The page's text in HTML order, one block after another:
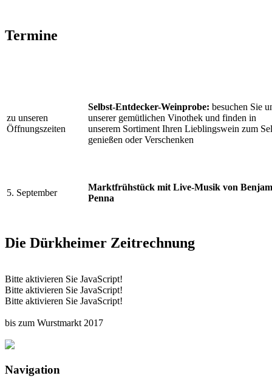
Termine
zu unseren
Öffnungszeiten
Selbst-Entdecker-Weinprobe: besuchen Sie
unserer gemütlichen Vinothek und finden in
unserem Sortiment Ihren Lieblingswein zum
genießen oder Verschenken
5. September
Marktfrühstück mit Live-Musik von
Penna
Die Dürkheimer Zeitrechnung
Bitte aktivieren Sie JavaScript!
Bitte aktivieren Sie JavaScript!
Bitte aktivieren Sie JavaScript!
bis zum Wurstmarkt 2017
Navigation